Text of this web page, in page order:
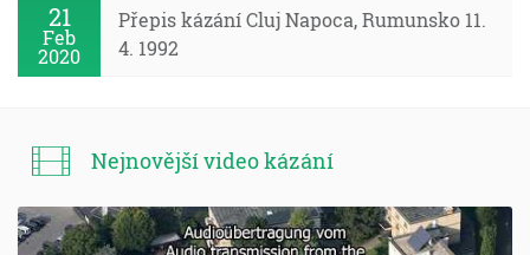
21
Feb
2020
Přepis kázání Cluj Napoca, Rumunsko 11.
4. 1992
Nejnovější video kázání